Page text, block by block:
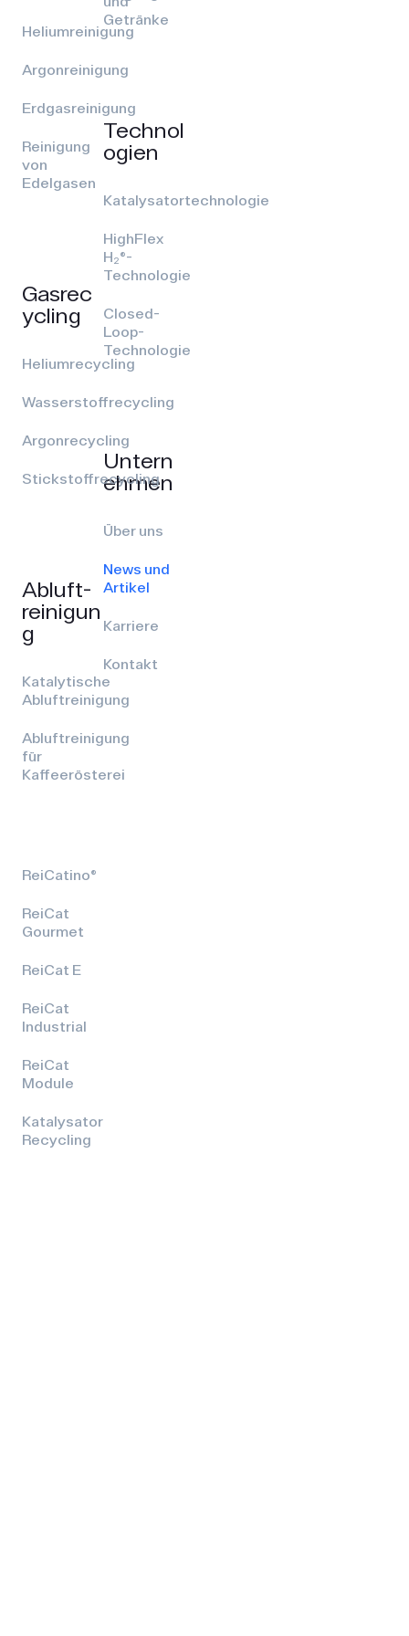
Heliumreinigung
Argonreinigung
Erdgasreinigung
Reinigung
von
Edelgasen
Gasrec
ycling
Heliumrecycling
Wasserstoffrecycling
Argonrecycling
Stickstoffrecycling
Abluft­
reinigun
g
Katalytische
Abluftreinigung
Abluftreinigung
für
Kaffeerösterei
ReiCatino®
ReiCat
Gourmet
ReiCat E
ReiCat
Industrial
ReiCat
Module
Katalysator
Recycling
Getränke
Technol
ogien
Katalysatortechnologie
HighFlex
H₂®-
Technologie
Closed-
Loop-
Technologie
Untern
ehmen
Über uns
News und
Artikel
Karriere
Kontakt